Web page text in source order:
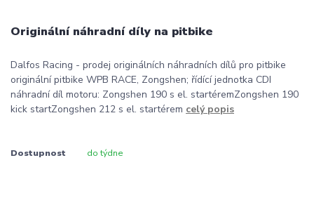
Originální náhradní díly na pitbike
Dalfos Racing - prodej originálních náhradních dílů pro pitbike
originální pitbike WPB RACE, Zongshen; řídící jednotka CDI
náhradní díl motoru: Zongshen 190 s el. startéremZongshen 190
kick startZongshen 212 s el. startérem celý popis
Dostupnost do týdne